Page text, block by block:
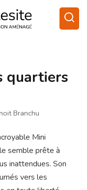
quartiers
Branchu
Mini
semble prête à
inattendues. Son
vers les